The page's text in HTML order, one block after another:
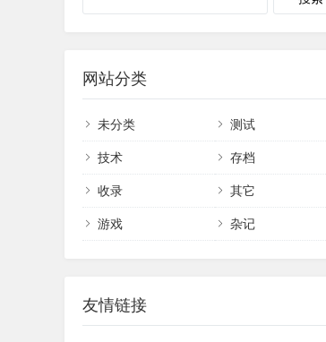
网站分类
未分类 测试
技术 存档
收录 其它
游戏 杂记
友情链接